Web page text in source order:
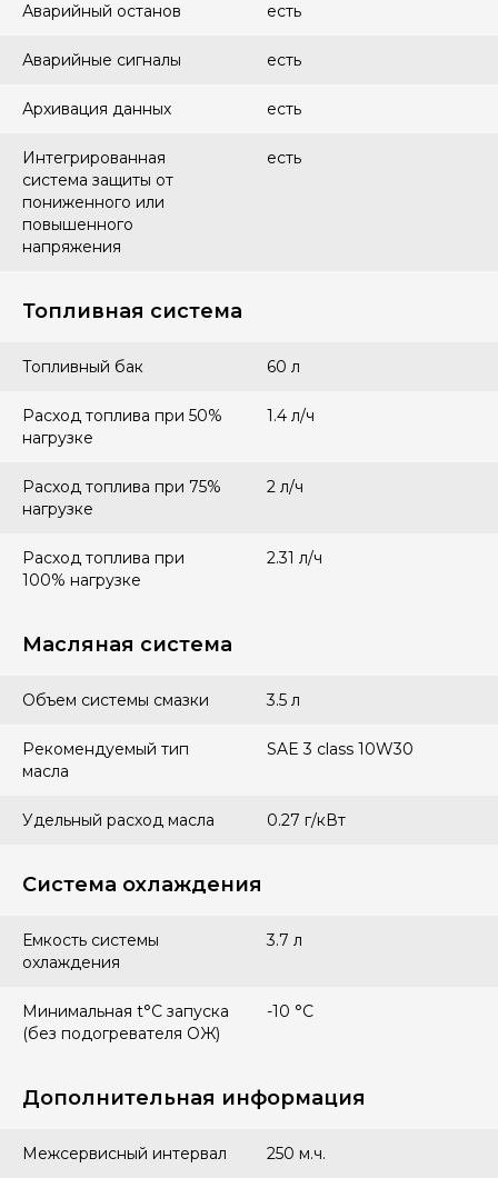
Аварийный останов есть
Аварийные сигналы есть
Архивация данных есть
Интегрированная
система защиты от
пониженного или
повышенного
напряжения
есть
Топливная система
Топливный бак 60 л
Расход топлива при 50%
нагрузке
1.4 л/ч
Расход топлива при 75%
нагрузке
2 л/ч
Расход топлива при
100% нагрузке
2.31 л/ч
Масляная система
Объем системы смазки 3.5 л
Рекомендуемый тип
масла
SAE 3 class 10W30
Удельный расход масла 0.27 г/кВт
Система охлаждения
Емкость системы
охлаждения
3.7 л
Минимальная t°С запуска
(без подогревателя ОЖ)
-10 °С
Дополнительная информация
Межсервисный интервал 250 м.ч.